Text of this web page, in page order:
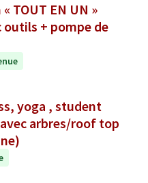
TOUT EN UN »
outils + pompe de
yoga , student